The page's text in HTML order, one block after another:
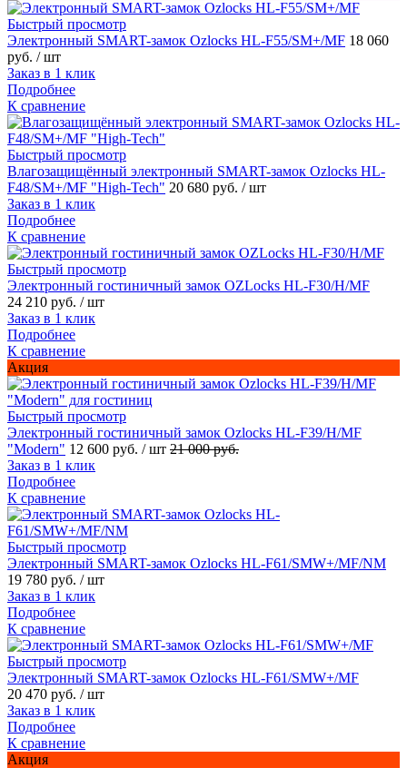
Быстрый просмотр
Электронный SMART-замок Ozlocks HL-F55/SM+/MF 18 060
руб. / шт
Заказ в 1 клик
Подробнее
К сравнение
Быстрый просмотр
Влагозащищённый электронный SMART-замок Ozlocks HL-
F48/SM+/MF "High-Tech" 20 680 руб. / шт
Заказ в 1 клик
Подробнее
К сравнение
Быстрый просмотр
Электронный гостиничный замок OZLocks HL-F30/H/MF
24 210 руб. / шт
Заказ в 1 клик
Подробнее
К сравнение
Акция
Быстрый просмотр
Электронный гостиничный замок Ozlocks HL-F39/H/MF
"Modern" 12 600 руб. / шт 21 000 руб.
Заказ в 1 клик
Подробнее
К сравнение
Быстрый просмотр
Электронный SMART-замок Ozlocks HL-F61/SMW+/MF/NM
19 780 руб. / шт
Заказ в 1 клик
Подробнее
К сравнение
Быстрый просмотр
Электронный SMART-замок Ozlocks HL-F61/SMW+/MF
20 470 руб. / шт
Заказ в 1 клик
Подробнее
К сравнение
Акция